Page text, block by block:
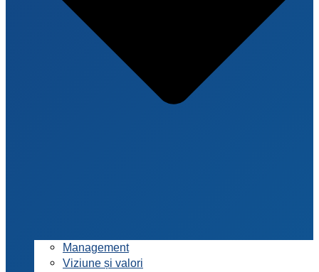
Management
Viziune și valori